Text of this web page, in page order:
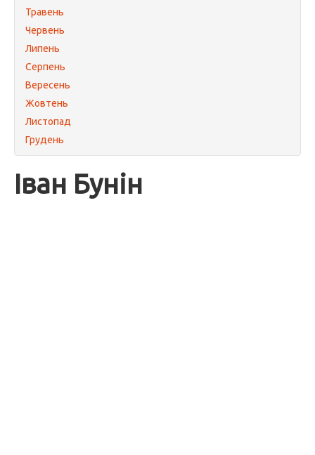
Травень
Червень
Липень
Серпень
Вересень
Жовтень
Листопад
Грудень
Іван Бунін